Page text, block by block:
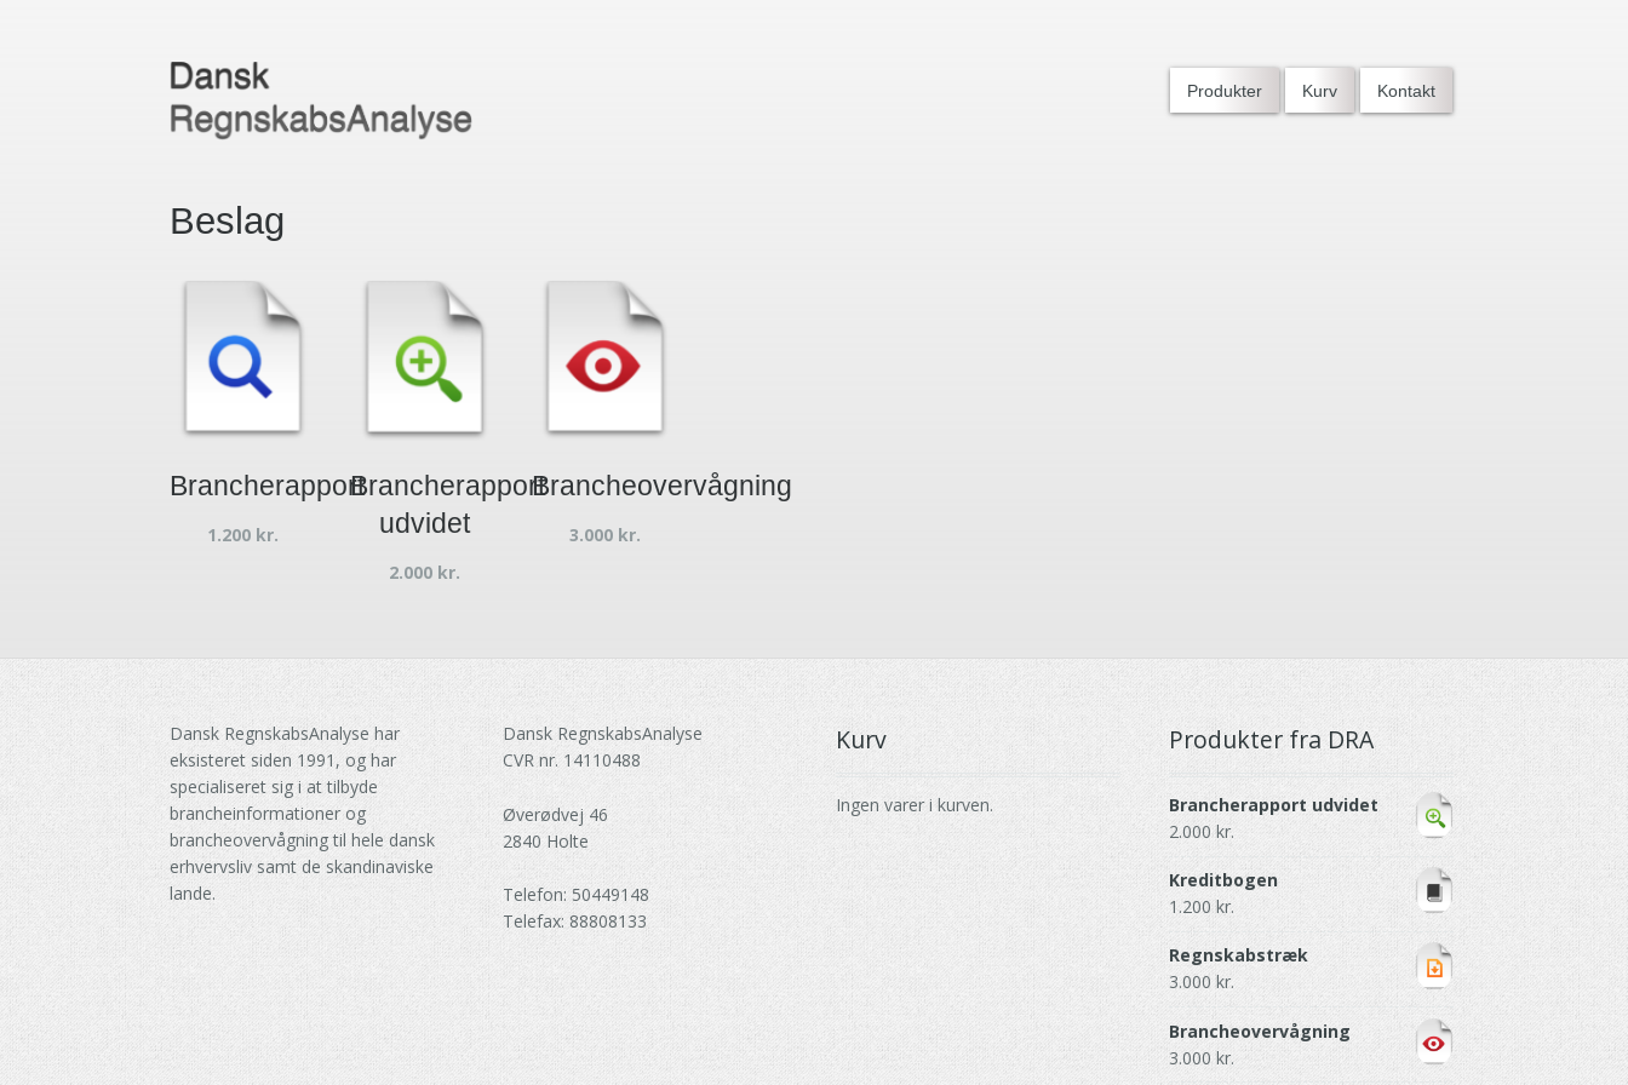
Produkter Kurv Kontakt
Beslag
Brancherapport
1.200 kr.
Brancherapport
udvidet
2.000 kr.
Brancheovervågning
3.000 kr.
Dansk RegnskabsAnalyse har
eksisteret siden 1991, og har
specialiseret sig i at tilbyde
brancheinformationer og
brancheovervågning til hele dansk
erhvervsliv samt de skandinaviske
lande.
Dansk RegnskabsAnalyse
CVR nr. 14110488
Øverødvej 46
2840 Holte
Telefon: 50449148
Telefax: 88808133
Kurv
Ingen varer i kurven.
Produkter fra DRA
Brancherapport udvidet
2.000kr.
Kreditbogen
1.200kr.
Regnskabstræk
3.000kr.
Brancheovervågning
3.000kr.